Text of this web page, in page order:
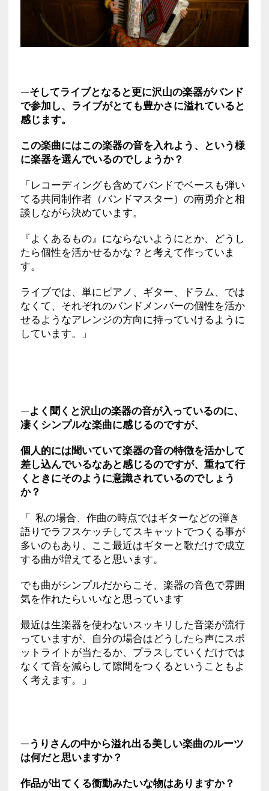
—そしてライブとなると更に沢山の楽器がバンド
で参加し、ライブがとても豊かさに溢れていると
感じます。
この楽曲にはこの楽器の音を入れよう、という様
に楽器を選んでいるのでしょうか？
「レコーディングも含めてバンドでベースも弾い
てる共同制作者（バンドマスター）の南勇介と相
談しながら決めています。
『よくあるもの』にならないようにとか、どうし
たら個性を活かせるかな？と考えて作っていま
す。
ライブでは、単にピアノ、ギター、ドラム、では
なくて、それぞれのバンドメンバーの個性を活か
せるようなアレンジの方向に持っていけるように
しています。」
—よく聞くと沢山の楽器の音が入っているのに、
凄くシンプルな楽曲に感じるのですが、
個人的には聞いていて楽器の音の特徴を活かして
差し込んでいるなあと感じるのですが、重ねて行
くときにそのように意識されているのでしょう
か？
「 私の場合、作曲の時点ではギターなどの弾き
語りでラフスケッチしてスキャットでつくる事が
多いのもあり、ここ最近はギターと歌だけで成立
する曲が増えてると思います。
でも曲がシンプルだからこそ、楽器の音色で雰囲
気を作れたらいいなと思っています
最近は生楽器を使わないスッキリした音楽が流行
っていますが、自分の場合はどうしたら声にスポ
ットライトが当たるか、プラスしていくだけでは
なくて音を減らして隙間をつくるということもよ
く考えます。」
—うりさんの中から溢れ出る美しい楽曲のルーツ
は何だと思いますか？
作品が出てくる衝動みたいな物はありますか？